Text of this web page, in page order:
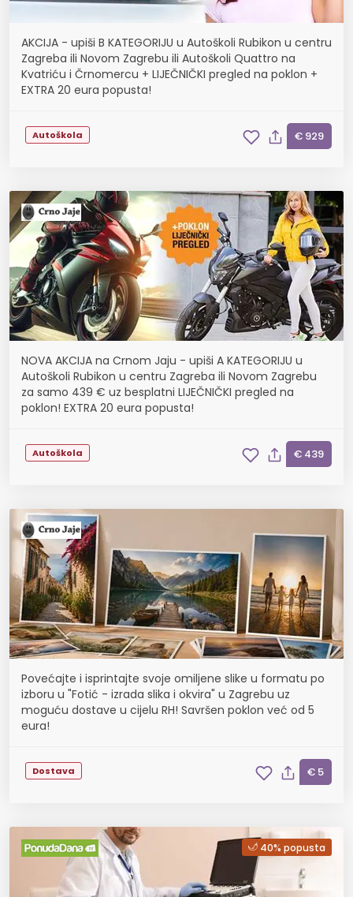
AKCIJA - upiši B KATEGORIJU u Autoškoli Rubikon u centru
Zagreba ili Novom Zagrebu ili Autoškoli Quattro na
Kvatriću i Črnomercu + LIJEČNIČKI pregled na poklon +
EXTRA 20 eura popusta!
Autoškola € 929
NOVA AKCIJA na Crnom Jaju - upiši A KATEGORIJU u
Autoškoli Rubikon u centru Zagreba ili Novom Zagrebu
za samo 439 € uz besplatni LIJEČNIČKI pregled na
poklon! EXTRA 20 eura popusta!
Autoškola € 439
Povećajte i isprintajte svoje omiljene slike u formatu po
izboru u "Fotić - izrada slika i okvira" u Zagrebu uz
moguću dostave u cijelu RH! Savršen poklon već od 5
eura!
Dostava € 5
40% popusta